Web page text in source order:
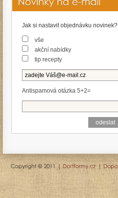
Jak si nastavit objednávku novinek?
vše
akční nabídky
tip recepty
Antispamová otázka 5+2=